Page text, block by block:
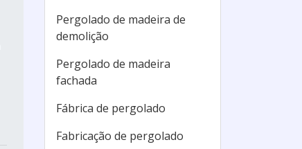
Pergolado de madeira de
demolição
Pergolado de madeira
fachada
Fábrica de pergolado
Fabricação de pergolado